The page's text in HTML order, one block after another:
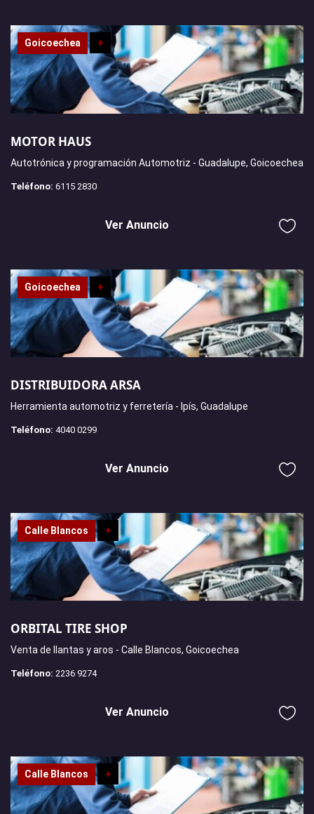
Goicoechea +
MOTOR HAUS
Autotrónica y programación Automotriz - Guadalupe, Goicoechea
Teléfono: 6115 2830
Ver Anuncio
Goicoechea +
DISTRIBUIDORA ARSA
Herramienta automotriz y ferretería - Ipís, Guadalupe
Teléfono: 4040 0299
Ver Anuncio
Calle Blancos +
ORBITAL TIRE SHOP
Venta de llantas y aros - Calle Blancos, Goicoechea
Teléfono: 2236 9274
Ver Anuncio
Calle Blancos +